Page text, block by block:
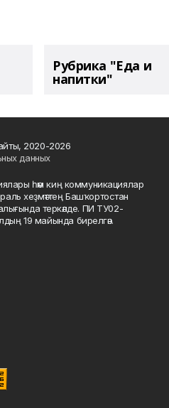
Рубрика "Еда и
напитки"
2020-2026
данных
һәм киң коммуникациялар
хеҙмәттең Башҡортостан
теркәлде. ПИ ТУ02-
19 майында бирелгән.